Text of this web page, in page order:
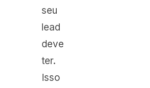
seu
lead
deve
ter.
Isso